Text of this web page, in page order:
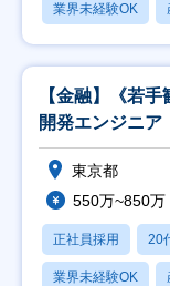
業界未経験OK
【金融】《若
開発エンジニア
東京都
550万~850万
正社員採用 20
業界未経験OK